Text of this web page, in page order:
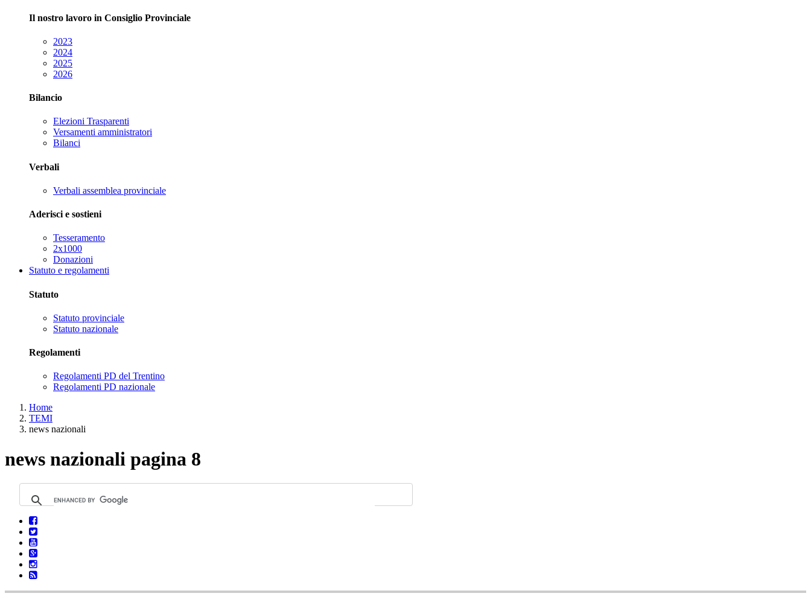
Il nostro lavoro in Consiglio Provinciale
2023
2024
2025
2026
Bilancio
Elezioni Trasparenti
Versamenti amministratori
Bilanci
Verbali
Verbali assemblea provinciale
Aderisci e sostieni
Tesseramento
2x1000
Donazioni
Statuto e regolamenti
Statuto
Statuto provinciale
Statuto nazionale
Regolamenti
Regolamenti PD del Trentino
Regolamenti PD nazionale
Home
TEMI
news nazionali
news nazionali pagina 8